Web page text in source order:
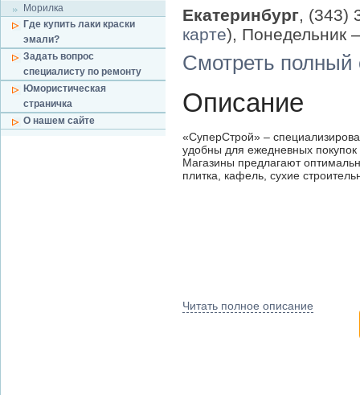
Морилка
Где купить лаки краски
эмали?
Задать вопрос
специалисту по ремонту
Юмористическая
страничка
О нашем сайте
Екатеринбург, (343)
карте), Понедельник
Смотреть
Описание
«СуперСтрой» –
удобны для ежедневных
Магазины предлагают
плитка, кафель, сухие
Читать полное описание